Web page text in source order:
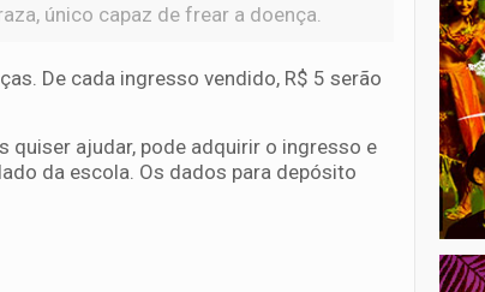
único capaz de frear a doença.
De cada ingresso vendido, R$ 5 serão
quiser ajudar, pode adquirir o ingresso e
da escola. Os dados para depósito